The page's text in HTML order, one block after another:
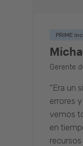
PRIME inc.
Gerente
“Era un
errores
vemos
en